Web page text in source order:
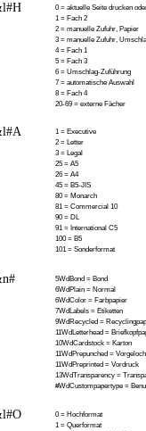
0 = aktuelle Seite drucken
1 = Fach 2
2 = manuelle Zufuhr, Papier
3 = manuelle Zufuhr,
4 = Fach 1
5 = Fach 3
6 = Umschlag-Zuführung
7 = automatische Auswahl
8 = Fach 4
20-69 = externe Fächer
1 = Executive
2 = Letter
3 = Legal
25 = A5
26 = A4
45 = B5-JIS
80 = Monarch
81 = Commercial 10
90 = DL
91 = International C5
100 = B5
101 = Sonderformat
5WdBond = Bond
6WdPlain = Normal
6WdColor = Farbpapier
7WdLabels = Etiketten
9WdRecycled =
11WdLetterhead =
10WdCardstock = Karton
11WdPrepunched =
11WdPreprinted = Vordruck
13WdTransparency =
#WdCustompapertype =
0 = Hochformat
1 = Querformat